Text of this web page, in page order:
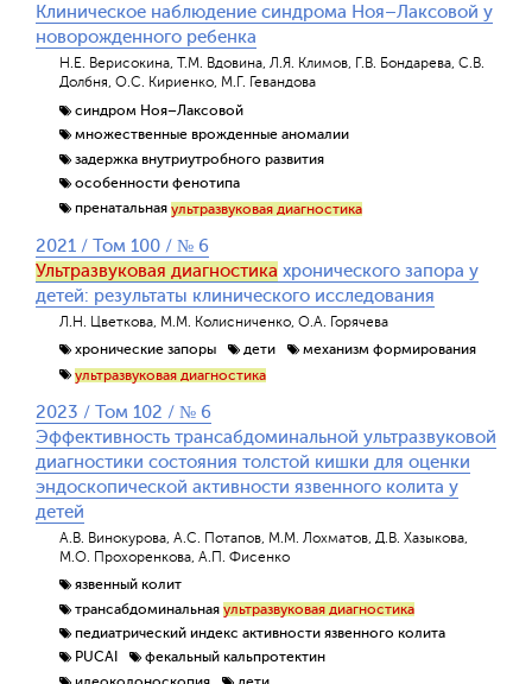
Клиническое наблюдение синдрома Ноя–Лаксовой у
новорожденного ребенка
Н.Е. Верисокина, Т.М. Вдовина, Л.Я. Климов, Г.В. Бондарева, С.В.
Долбня, О.С. Кириенко, М.Г. Гевандова
синдром Ноя–Лаксовой
множественные врожденные аномалии
задержка внутриутробного развития
особенности фенотипа
пренатальная ультразвуковая диагностика
2021 / Том 100 / № 6
Ультразвуковая диагностика хронического запора у
детей: результаты клинического исследования
Л.Н. Цветкова, М.М. Колисниченко, О.А. Горячева
хронические запоры
дети
механизм формирования
ультразвуковая диагностика
2023 / Том 102 / № 6
Эффективность трансабдоминальной ультразвуковой
диагностики состояния толстой кишки для оценки
эндоскопической активности язвенного колита у
детей
А.В. Винокурова, А.С. Потапов, М.М. Лохматов, Д.В. Хазыкова,
М.О. Прохоренкова, А.П. Фисенко
язвенный колит
трансабдоминальная ультразвуковая диагностика
педиатрический индекс активности язвенного колита
PUCAI
фекальный кальпротектин